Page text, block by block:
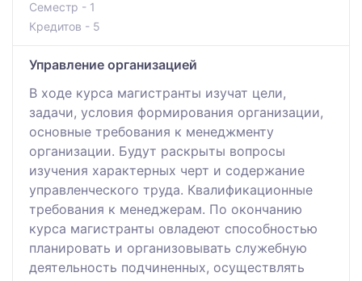
Семестр - 1
Кредитов - 5
Управление организацией
В ходе курса магистранты изучат цели,
задачи, условия формирования организации,
основные требования к менеджменту
организации. Будут раскрыты вопросы
изучения характерных черт и содержание
управленческого труда. Квалификационные
требования к менеджерам. По окончанию
курса магистранты овладеют способностью
планировать и организовывать служебную
деятельность подчиненных, осуществлять